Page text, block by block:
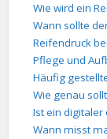
Wie wird ein
Wann sollte
Reifendruck
Pflege und
Häufig
Wie genau
Ist ein
Wann misst